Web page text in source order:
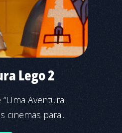
Lego 2
Aventura
cinemas para...